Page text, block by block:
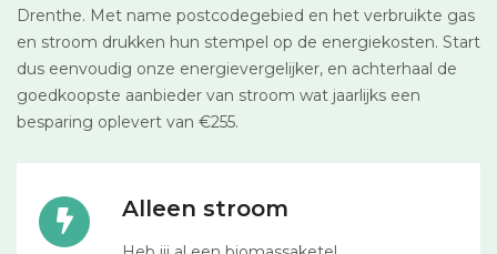
Drenthe. Met name postcodegebied en het verbruikte gas
en stroom drukken hun stempel op de energiekosten. Start
dus eenvoudig onze energievergelijker, en achterhaal de
goedkoopste aanbieder van stroom wat jaarlijks een
besparing oplevert van €255.
Alleen stroom